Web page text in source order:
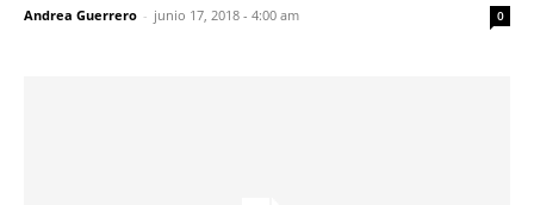
Andrea Guerrero - junio 17, 2018 - 4:00 am 0